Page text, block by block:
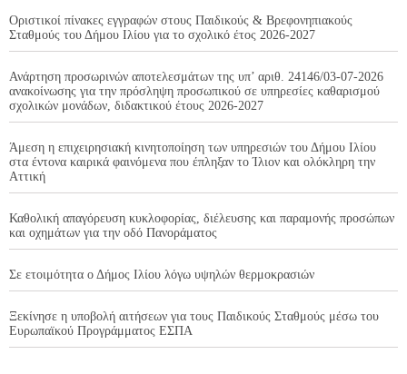
Οριστικοί πίνακες εγγραφών στους Παιδικούς & Βρεφονηπιακούς
Σταθμούς του Δήμου Ιλίου για το σχολικό έτος 2026-2027
Ανάρτηση προσωρινών αποτελεσμάτων της υπ’ αριθ. 24146/03-07-2026
ανακοίνωσης για την πρόσληψη προσωπικού σε υπηρεσίες καθαρισμού
σχολικών μονάδων, διδακτικού έτους 2026-2027
Άμεση η επιχειρησιακή κινητοποίηση των υπηρεσιών του Δήμου Ιλίου
στα έντονα καιρικά φαινόμενα που έπληξαν το Ίλιον και ολόκληρη την
Αττική
Καθολική απαγόρευση κυκλοφορίας, διέλευσης και παραμονής προσώπων
και οχημάτων για την οδό Πανοράματος
Σε ετοιμότητα ο Δήμος Ιλίου λόγω υψηλών θερμοκρασιών
Ξεκίνησε η υποβολή αιτήσεων για τους Παιδικούς Σταθμούς μέσω του
Ευρωπαϊκού Προγράμματος ΕΣΠΑ